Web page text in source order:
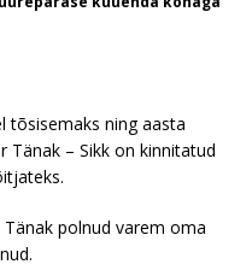
tõsisemaks ning aasta
Tänak – Sikk on kinnitatud
polnud varem oma